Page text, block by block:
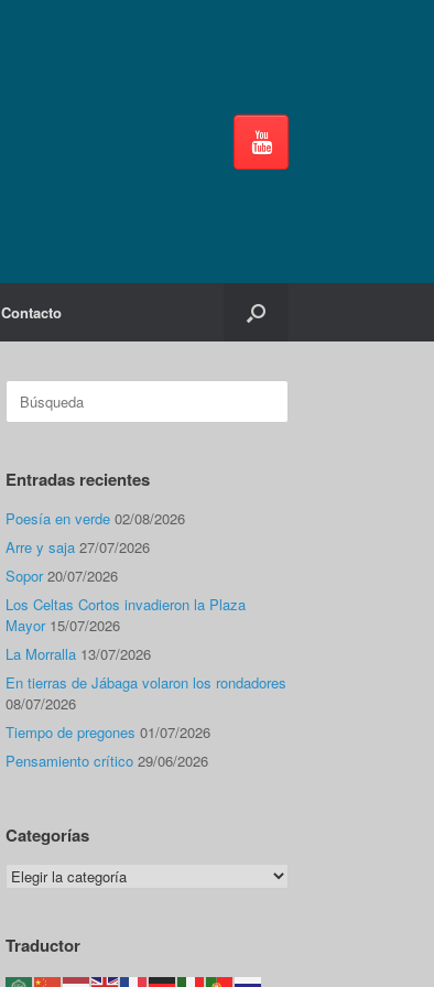
Contacto
Buscar:
Entradas recientes
Poesía en verde 02/08/2026
Arre y saja 27/07/2026
Sopor 20/07/2026
Los Celtas Cortos invadieron la Plaza
Mayor 15/07/2026
La Morralla 13/07/2026
En tierras de Jábaga volaron los rondadores
08/07/2026
Tiempo de pregones 01/07/2026
Pensamiento crítico 29/06/2026
Categorías
Categorías
Traductor